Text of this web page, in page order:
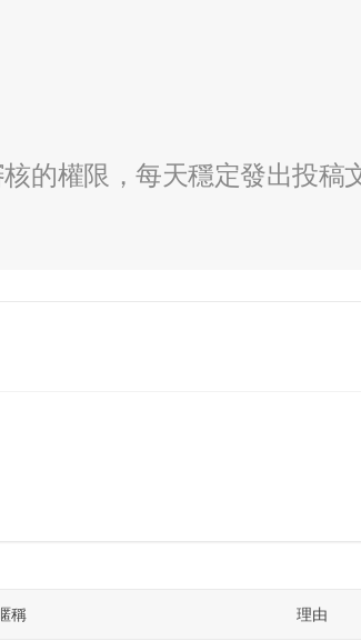
的權限，每天穩定發出投稿
稱 理由